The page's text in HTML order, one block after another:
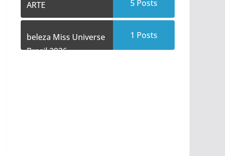
ARTE 5 Posts
beleza Miss Universe
Brasil 2026
1 Posts